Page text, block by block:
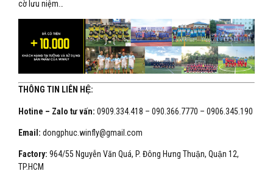
cờ lưu niệm…
THÔNG TIN LIÊN HỆ:
Hotine – Zalo tư vấn: 0909.334.418 – 090.366.7770 – 0906.345.190
Email: dongphuc.winfly@gmail.com
Factory: 964/55 Nguyễn Văn Quá, P. Đông Hưng Thuận, Quận 12,
TP.HCM